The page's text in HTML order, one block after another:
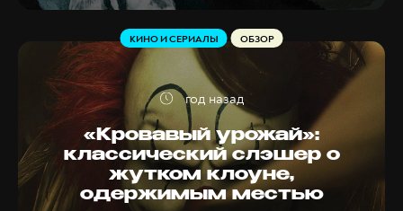
«Кровавый урожай»:
классический слэшер о
жутком клоуне,
одержимым местью
КИНО И СЕРИАЛЫ ОБЗОР
год назад